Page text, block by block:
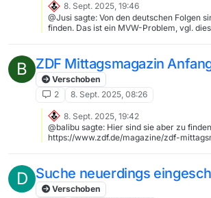
8. Sept. 2025, 19:46
@Jusi sagte: Von den deutschen Folgen
finden. Das ist ein MVW-Problem, vgl.
B ZDF Mittagsmagazin
Verschoben
2
8. Sept. 2025, 08:26
8. Sept. 2025, 19:42
@balibu sagte: Hier sind sie aber zu
https://www.zdf.de/magazine/zdf-
D Suche neuerdings
Verschoben